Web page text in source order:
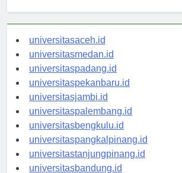
universitasaceh.id
universitasmedan.id
universitaspadang.id
universitaspekanbaru.id
universitasjambi.id
universitaspalembang.id
universitasbengkulu.id
universitaspangkalpinang.id
universitastanjungpinang.id